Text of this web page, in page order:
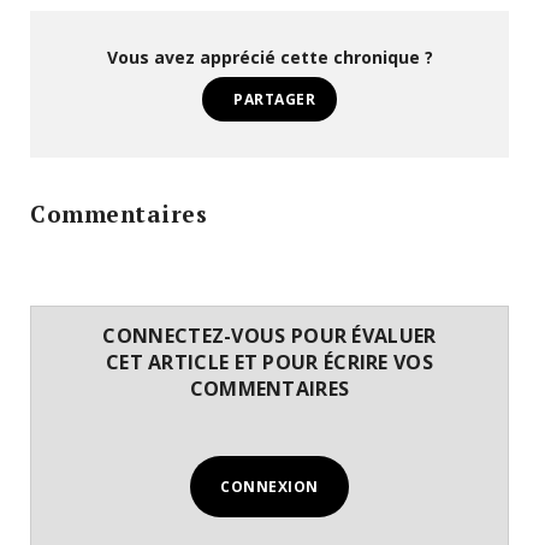
Vous avez apprécié cette chronique ?
PARTAGER
Commentaires
CONNECTEZ-VOUS POUR ÉVALUER
CET ARTICLE ET POUR ÉCRIRE VOS
COMMENTAIRES
CONNEXION